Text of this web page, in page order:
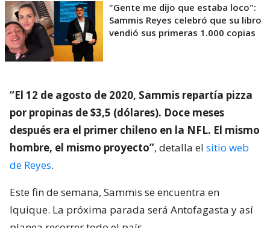
"Gente me dijo que estaba loco":
Sammis Reyes celebró que su libro
vendió sus primeras 1.000 copias
“El 12 de agosto de 2020, Sammis repartía pizza
por propinas de $3,5 (dólares). Doce meses
después era el primer chileno en la NFL. El mismo
hombre, el mismo proyecto”, detalla el sitio web
de Reyes.
Este fin de semana, Sammis se encuentra en
Iquique. La próxima parada será Antofagasta y así